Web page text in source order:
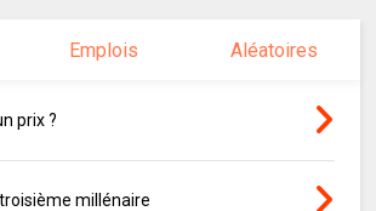
Emplois Aléatoires
prix ?
millénaire